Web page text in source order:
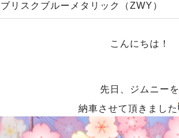
ブリスクブルーメタリック（ZWY）
こんにちは！
先日、ジムニーを
納車させて頂きました